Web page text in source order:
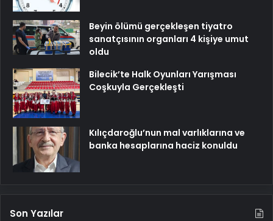
Beyin ölümü gerçekleşen tiyatro
sanatçısının organları 4 kişiye umut
oldu
Bilecik’te Halk Oyunları Yarışması
Coşkuyla Gerçekleşti
Kılıçdaroğlu’nun mal varlıklarına ve
banka hesaplarına haciz konuldu
Son Yazılar